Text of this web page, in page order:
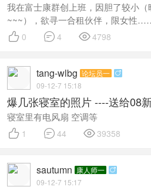
我在富士康群创上班，因胆了较小
~~~），欲寻一合租伙伴，限女性
 0  4 4798
tang-wlbg 论坛员一 
09-12-7 15:18
爆几张寝室的照片 ----送给08
寝室里有电风扇 空调等
 1  44 39358
sautumn 康人师一 
09-12-7 15:17